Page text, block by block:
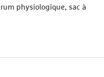
physiologique, sac à